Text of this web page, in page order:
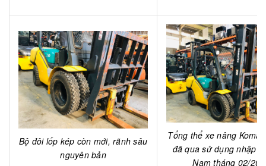
Bộ đôi lốp kép còn mới, rãnh sâu
nguyên bản
Tổng thể xe nâng
đã qua sử dụng nhập
Nam tháng 02/